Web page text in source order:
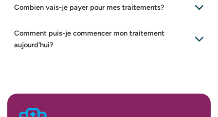
Combien vais-je payer pour mes traitements?
Comment puis-je commencer mon traitement
aujourd'hui?